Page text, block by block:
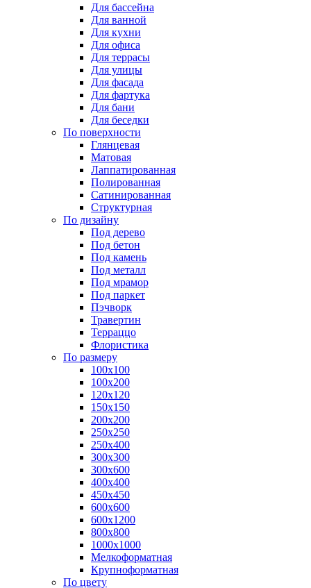
Для бассейна
Для ванной
Для кухни
Для офиса
Для террасы
Для улицы
Для фасада
Для фартука
Для бани
Для беседки
По поверхности
Глянцевая
Матовая
Лаппатированная
Полированная
Сатинированная
Структурная
По дизайну
Под дерево
Под бетон
Под камень
Под металл
Под мрамор
Под паркет
Пэчворк
Травертин
Терраццо
Флористика
По размеру
100х100
100х200
120х120
150х150
200х200
250х250
250х400
300х300
300х600
400х400
450х450
600х600
600х1200
800х800
1000х1000
Мелкоформатная
Крупноформатная
По цвету